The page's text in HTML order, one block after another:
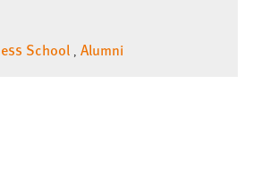
School , Alumni
be_lastLoginProvider